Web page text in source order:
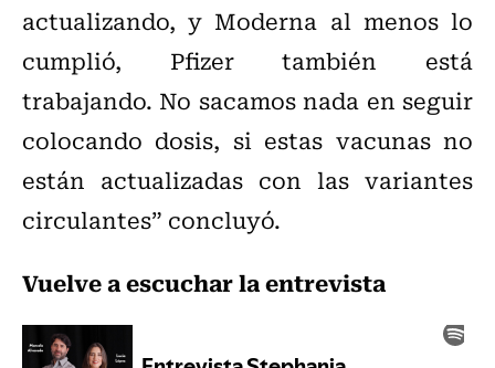
actualizando, y Moderna al menos lo
cumplió, Pfizer también está
trabajando. No sacamos nada en seguir
colocando dosis, si estas vacunas no
están actualizadas con las variantes
circulantes” concluyó.
Vuelve a escuchar la entrevista